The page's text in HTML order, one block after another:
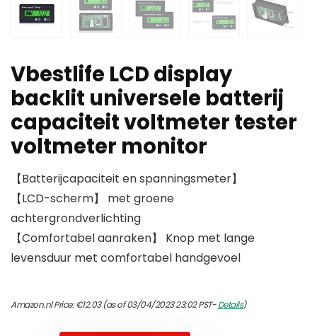
Vbestlife LCD display
backlit universele batterij
capaciteit voltmeter tester
voltmeter monitor
【Batterijcapaciteit en spanningsmeter】
【LCD-scherm】 met groene
achtergrondverlichting
【Comfortabel aanraken】 Knop met lange
levensduur met comfortabel handgevoel
Amazon.nl Price:€12.03(as of 03/04/2023 23:02 PST-Details)